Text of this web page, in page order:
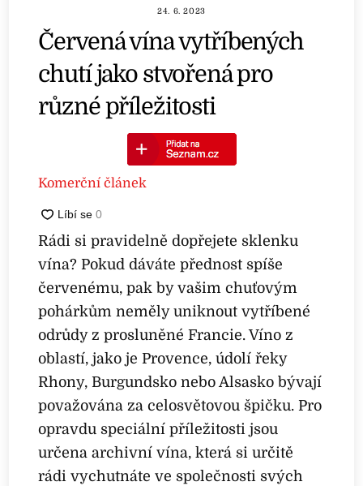
24. 6. 2023
Červená vína vytříbených
chutí jako stvořená pro
různé příležitosti
Komerční článek
Rádi si pravidelně dopřejete sklenku
vína? Pokud dáváte přednost spíše
červenému, pak by vašim chuťovým
pohárkům neměly uniknout vytříbené
odrůdy z prosluněné Francie. Víno z
oblastí, jako je Provence, údolí řeky
Rhony, Burgundsko nebo Alsasko bývají
považována za celosvětovou špičku. Pro
opravdu speciální příležitosti jsou
určena archivní vína, která si určitě
rádi vychutnáte ve společnosti svých